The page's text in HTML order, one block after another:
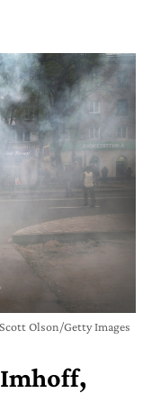
Olson/Getty Images
Imhoff,